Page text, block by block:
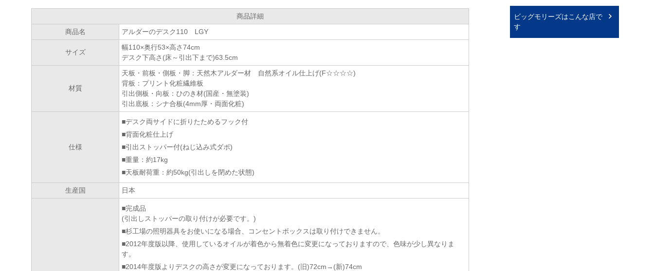
商品詳細
商品名
アルダーのデスク110 LGY
サイズ
幅110×奥行53×高さ74cm
デスク下高さ(床～引出下まで)63.5cm
材質
天板・前板・側板・脚：天然木アルダー材 自然系オイル仕上げ(F☆☆☆☆)
背板：プリント化粧繊維板
引出側板・向板：ひのき材(国産・無塗装)
引出底板：シナ合板(4mm厚・両面化粧)
仕様
■デスク両サイドに折りたためるフック付
■背面化粧仕上げ
■引出ストッパー付(ねじ込み式ダボ)
■重量：約17kg
■天板耐荷重：約50kg(引出しを閉めた状態)
生産国 日本
■完成品
(引出しストッパーの取り付けが必要です。)
■杉工場の照明器具をお使いになる場合、コンセントボックスは取り付けできません。
■2012年度版以降、使用しているオイルが着色から無着色に変更になっておりますので、色味が少し異なりま
す。
■2014年度版よりデスクの高さが変更になっております。(旧)72cm→(新)74cm
ビッグモリーズはこんな店で
す